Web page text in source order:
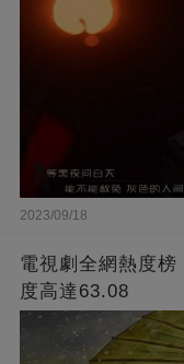
2023/09/18
電視劇全網熱度
度高達63.08